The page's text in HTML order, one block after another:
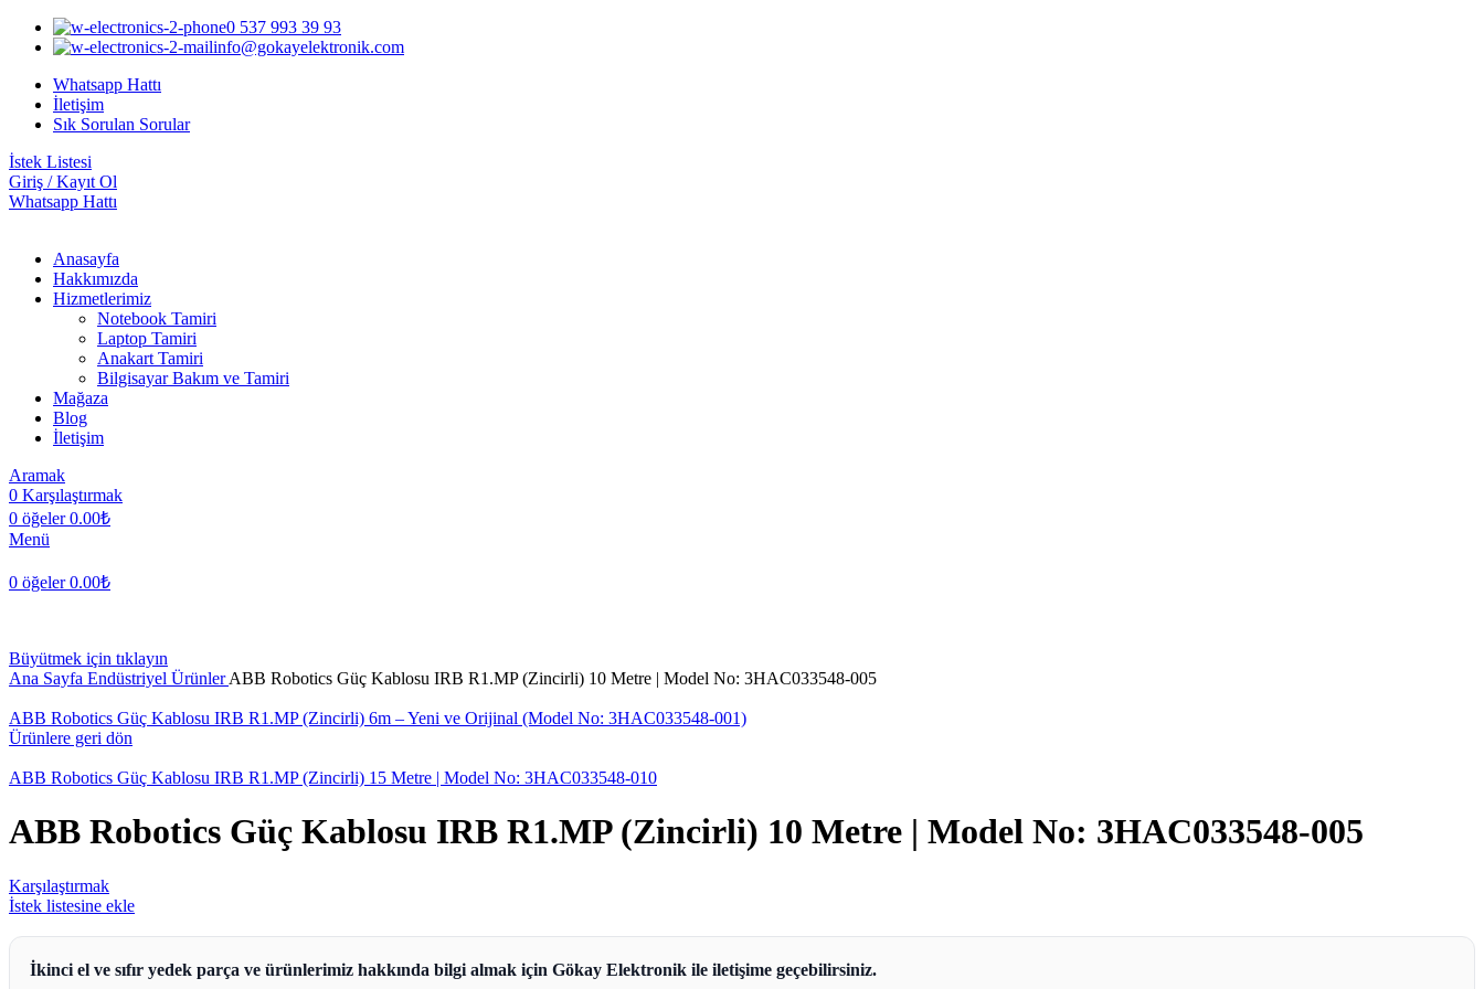
0 537 993 39 93
info@gokayelektronik.com
Whatsapp Hattı
İletişim
Sık Sorulan Sorular
İstek Listesi
Giriş / Kayıt Ol
Whatsapp Hattı
Anasayfa
Hakkımızda
Hizmetlerimiz
Notebook Tamiri
Laptop Tamiri
Anakart Tamiri
Bilgisayar Bakım ve Tamiri
Mağaza
Blog
İletişim
Aramak
0 Karşılaştırmak
0 öğeler 0.00₺
Menü
0 öğeler 0.00₺
Büyütmek için tıklayın
Ana Sayfa Endüstriyel ÜrünlerABB Robotics Güç Kablosu IRB R1.MP (Zincirli) 10 Metre | Model No: 3HAC033548-005
ABB Robotics Güç Kablosu IRB R1.MP (Zincirli) 6m – Yeni ve Orijinal (Model No: 3HAC033548-001)
Ürünlere geri dön
ABB Robotics Güç Kablosu IRB R1.MP (Zincirli) 15 Metre | Model No: 3HAC033548-010
ABB Robotics Güç Kablosu IRB R1.MP (Zincirli) 10 Metre | Model No: 3HAC033548-005
Karşılaştırmak
İstek listesine ekle
İkinci el ve sıfır yedek parça ve ürünlerimiz hakkında bilgi almak için Gökay Elektronik ile iletişime geçebilirsiniz.